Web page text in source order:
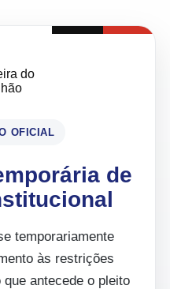
OFICIAL
de
temporariamente
às restrições
antecede o pleito